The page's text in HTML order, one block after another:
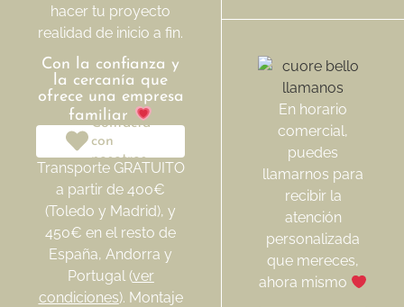
hacer tu proyecto
realidad de inicio a fin.
Con la confianza y
la cercanía que
ofrece una empresa
familiar
Contacta
con
nosotros
Transporte GRATUITO
a partir de 400€
(Toledo y Madrid), y
450€ en el resto de
España, Andorra y
Portugal (ver
condiciones). Montaje
En horario
comercial,
puedes
llamarnos para
recibir la
atención
personalizada
que mereces,
ahora mismo